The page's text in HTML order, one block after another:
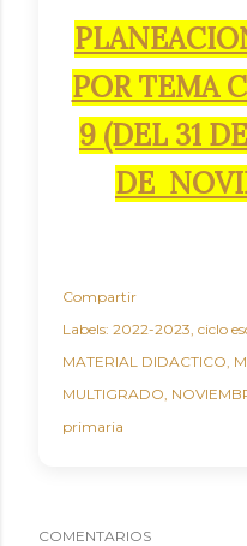
POR TEMA
9 (DEL 31
DE
Compartir
Labels: 2022-2023 ciclo
MATERIAL DIDACTICO
MULTIGRADO
primaria
COMENTARIOS